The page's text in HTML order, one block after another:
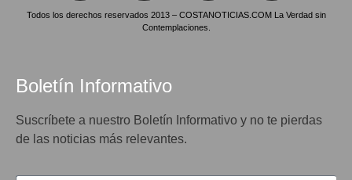
Todos los derechos reservados 2013 – COSTANOTICIAS.COM La Verdad sin
Contemplaciones.
Boletín Informativo
Suscríbete a nuestro Boletín Informativo y no te pierdas
de las noticias más relevantes.